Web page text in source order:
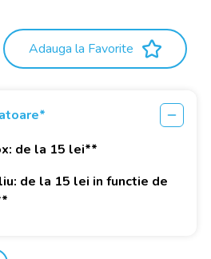
Adauga la Favorite
de la 15 lei**
de la 15 lei in functie de